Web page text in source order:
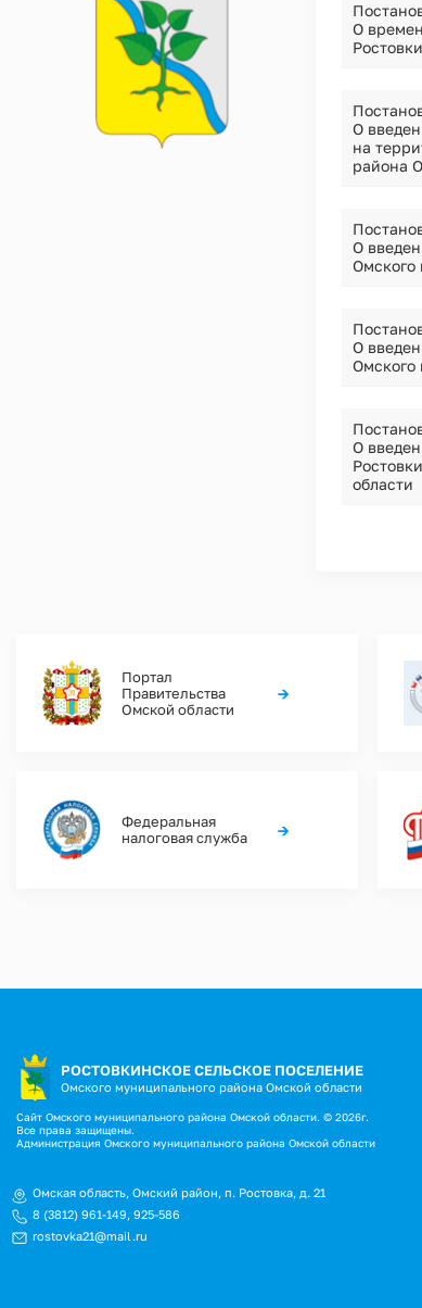
О
О
на
района
О
Омского
О
Омского
О
области
Портал
Правительства
Омской области
→
Федеральная
налоговая служба
→
РОСТОВКИНСКОЕ СЕЛЬСКОЕ ПОСЕЛЕНИЕ
Омского муниципального района Омской области
Сайт Омского муниципального района Омской области. © 2026г.
Все права защищены.
Администрация Омского муниципального района Омской области
Омская область, Омский район, п. Ростовка, д. 21
8 (3812) 961-149, 925-586
rostovka21@mail.ru